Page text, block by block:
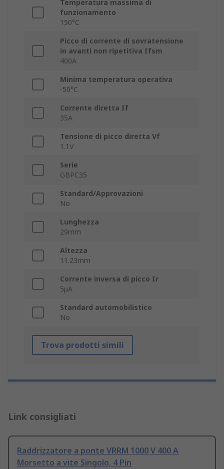
Temperatura massima di
funzionamento
150°C
Picco di corrente di sovratensione
in avanti non ripetitiva Ifsm
400A
Minima temperatura operativa
-50°C
Corrente diretta If
35A
Tensione di picco diretta Vf
1.1V
Serie
GBPC35
Standard/Approvazioni
No
Lunghezza
29mm
Altezza
11.23mm
Corrente inversa di picco Ir
5μA
Standard automobilistico
No
Trova prodotti simili
Link consigliati
Raddrizzatore a ponte VRRM 1000 V 400 A
Morsetto a vite Singolo, 4 Pin